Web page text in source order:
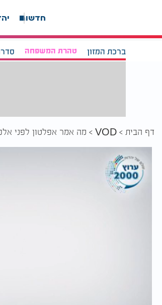
חדשות
ברכת המזון טהרת המשפחה
דף הבית VOD מה אמר אפלטון לפני